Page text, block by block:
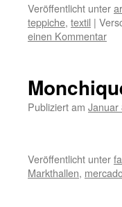
Veröffentlicht unter
teppiche, textil |
einen Kommentar
Publiziert am Januar
Veröffentlicht unter
Markthallen,